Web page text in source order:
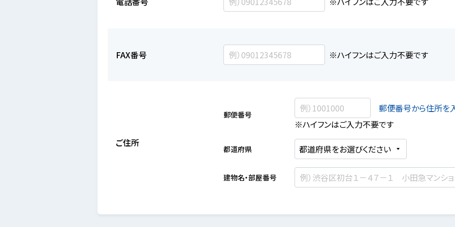
FAX番号 ※ハイフンはご入力不要です
ご住所
郵便番号
郵便番号から住所を
※ハイフンはご入力不要です
都道府県
建物名・部屋番号